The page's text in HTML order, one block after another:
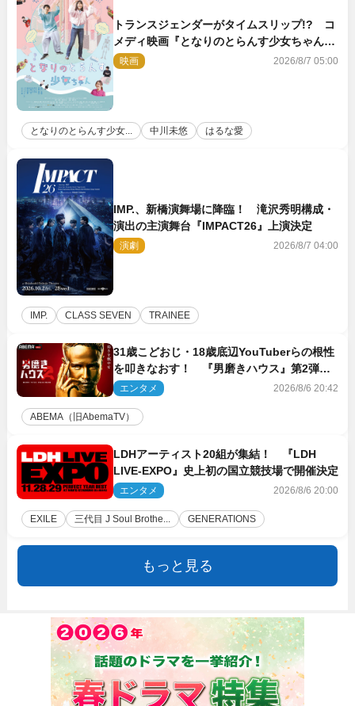
トランスジェンダーがタイムスリップ!? コ
メディ映画『となりのとらんす少女ちゃん』
11.7公開決定
映画 2026/8/7 05:00
となりのとらんす少女... 中川未悠 はるな愛
IMP.、新橋演舞場に降臨！ 滝沢秀明構成・
演出の主演舞台『IMPACT26』上演決定
演劇 2026/8/7 04:00
IMP. CLASS SEVEN TRAINEE
31歳こどおじ・18歳底辺YouTuberらの根性
を叩きなおす！ 『男磨きハウス』第2弾コ
ーチ陣発表
エンタメ 2026/8/6 20:42
ABEMA（旧AbemaTV）
LDHアーティスト20組が集結！ 『LDH
LIVE‐EXPO』史上初の国立競技場で開催決定
エンタメ 2026/8/6 20:00
EXILE 三代目 J Soul Brothe... GENERATIONS
もっと見る